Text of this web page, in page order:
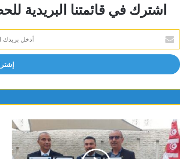
اشترك في قائمتنا البريدية
بريدك
الإلكتروني